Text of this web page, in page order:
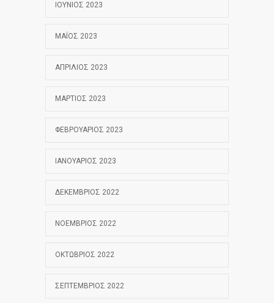
ΙΟΎΝΙΟΣ 2023
ΜΆΙΟΣ 2023
ΑΠΡΊΛΙΟΣ 2023
ΜΆΡΤΙΟΣ 2023
ΦΕΒΡΟΥΆΡΙΟΣ 2023
ΙΑΝΟΥΆΡΙΟΣ 2023
ΔΕΚΈΜΒΡΙΟΣ 2022
ΝΟΈΜΒΡΙΟΣ 2022
ΟΚΤΏΒΡΙΟΣ 2022
ΣΕΠΤΈΜΒΡΙΟΣ 2022